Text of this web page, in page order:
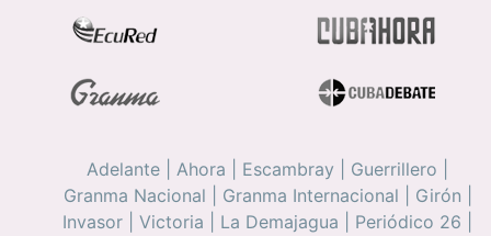
Adelante Ahora Escambray Guerrillero
Granma Nacional
Granma Internacional Girón
Invasor
Victoria La Demajagua Periódico 26